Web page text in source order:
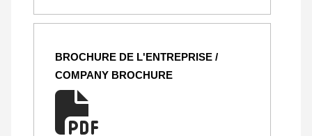
BROCHURE DE L'ENTREPRISE /
COMPANY BROCHURE